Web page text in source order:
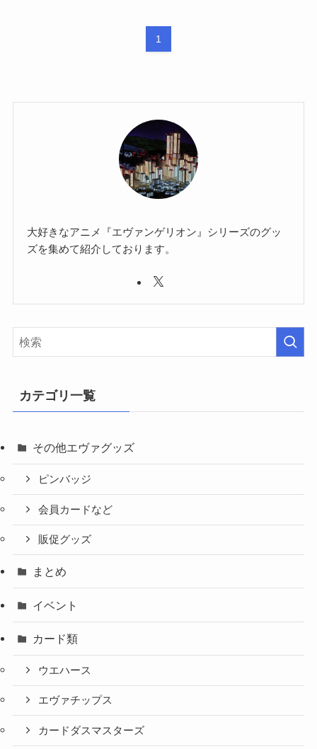
1
大好きなアニメ『エヴァンゲリオン』シリーズのグッ
ズを集めて紹介しております。
カテゴリ一覧
その他エヴァグッズ
ピンバッジ
会員カードなど
販促グッズ
まとめ
イベント
カード類
ウエハース
エヴァチップス
カードダスマスターズ